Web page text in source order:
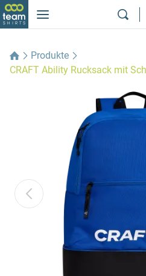
Produkte
CRAFT Ability Rucksack mit